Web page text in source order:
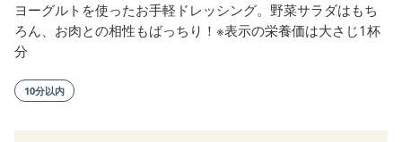
ヨーグルトを使ったお手軽ドレッシング。野菜サラダはもち
ろん、お肉との相性もばっちり！※表示の栄養価は大さじ1杯
分
10分以内